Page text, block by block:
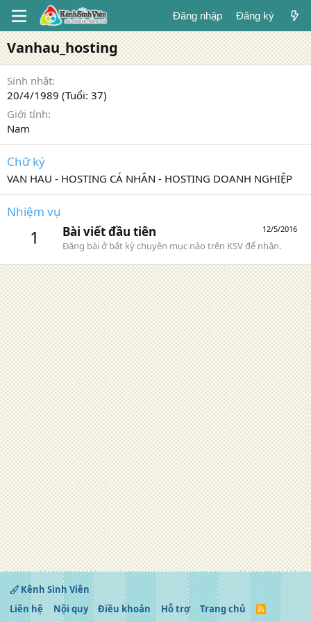
Đăng nhập Đăng ký
Vanhau_hosting
Sinh nhật
20/4/1989 (Tuổi: 37)
Giới tính
Nam
Chữ ký
VAN HAU - HOSTING CÁ NHÂN - HOSTING DOANH NGHIỆP
Nhiệm vụ
1 12/5/2016
Bài viết đầu tiên
Đăng bài ở bất kỳ chuyên mục nào trên KSV để nhận.
Kênh Sinh Viên
Liên hệ
Nội quy Điều khoản Hỗ trợ Trang chủ
R